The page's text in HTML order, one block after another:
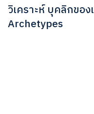
วิเคราะห์ บุคลิกขอ
Archetypes